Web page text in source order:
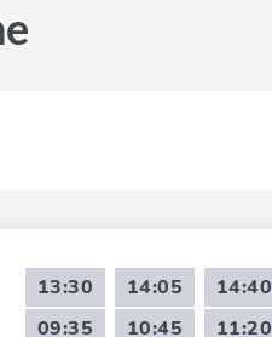
13:30 14:05 14:40
09:35 10:45 11:20